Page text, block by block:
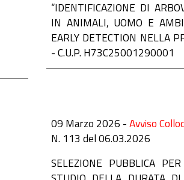
“IDENTIFICAZIONE DI
IN ANIMALI, UOMO E
EARLY DETECTION NELLA
- C.U.P. H73C25001290001
09 Marzo 2026 -Avviso
N. 113 del 06.03.2026
SELEZIONE PUBBLICA